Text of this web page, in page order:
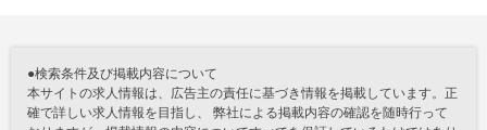
●検索条件及び掲載内容について
本サイトの求人情報は、広告主の責任に基づき情報を掲載しています。正
確で詳しい求人情報を目指し、 弊社による掲載内容の確認を随時行って